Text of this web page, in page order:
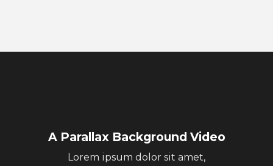
A Parallax Background Video
Lorem ipsum dolor sit amet,